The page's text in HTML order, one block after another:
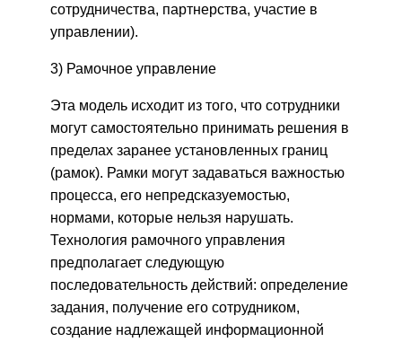
сотрудничества, партнерства, участие в
управлении).
3) Рамочное управление
Эта модель исходит из того, что сотрудники
могут самостоятельно принимать решения в
пределах заранее установленных границ
(рамок). Рамки могут задаваться важностью
процесса, его непредсказуемостью,
нормами, которые нельзя нарушать.
Технология рамочного управления
предполагает следующую
последовательность действий: определение
задания, получение его сотрудником,
создание надлежащей информационной